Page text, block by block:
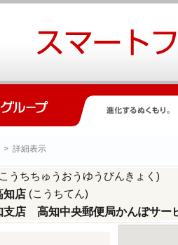
> 詳細表示
うちちゅうおうゆうびんきょく)
店 (こうちてん)
店 高知中央郵便局かんぽサー